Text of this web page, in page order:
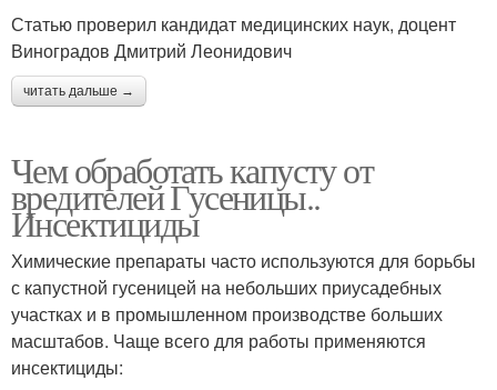
Статью проверил кандидат медицинских наук, доцент
Виноградов Дмитрий Леонидович
читать дальше →
Чем обработать капусту от
вредителей Гусеницы..
Инсектициды
Химические препараты часто используются для борьбы
с капустной гусеницей на небольших приусадебных
участках и в промышленном производстве больших
масштабов. Чаще всего для работы применяются
инсектициды: